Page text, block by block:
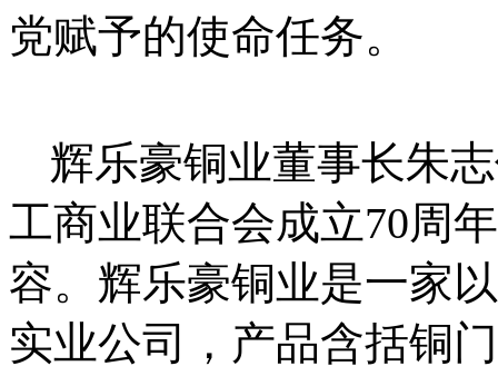
党赋予的使命任务。
辉乐豪铜业董事长朱
工商业联合会成立70周
容。辉乐豪铜业是一家
实业公司，产品含括铜